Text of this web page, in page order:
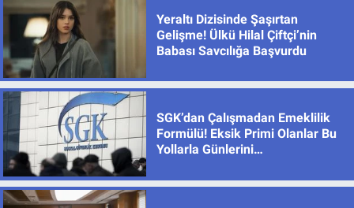
Yeraltı Dizisinde Şaşırtan
Gelişme! Ülkü Hilal Çiftçi’nin
Babası Savcılığa Başvurdu
SGK’dan Çalışmadan Emeklilik
Formülü! Eksik Primi Olanlar Bu
Yollarla Günlerini